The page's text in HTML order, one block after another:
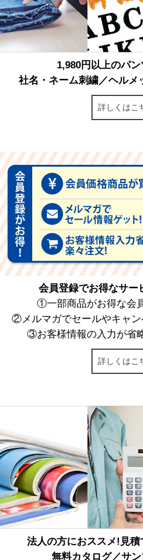
1,980円以上のパ
社名・ネーム刺繍／ヘルメ
詳しくはこ
会員登録でお得なサー
①一部商品がお得な会
②メルマガでセールやキャン
③お客様情報の入力が省
詳しくはこ
法人の方におススメ!見
無料カタログ／サン